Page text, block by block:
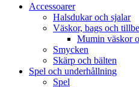
Accessoarer
Halsdukar och sjalar
Väskor, bags och
Mumin väskor
Smycken
Skärp och bälten
Spel och underhållning
Spel